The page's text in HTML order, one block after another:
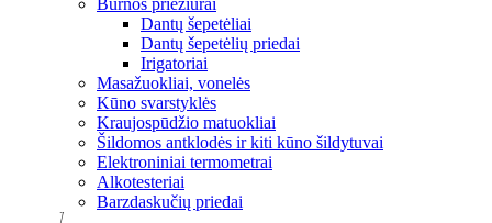
Burnos priežiūrai
Dantų šepetėliai
Dantų šepetėlių priedai
Irigatoriai
Masažuokliai, vonelės
Kūno svarstyklės
Kraujospūdžio matuokliai
Šildomos antklodės ir kiti kūno šildytuvai
Elektroniniai termometrai
Alkotesteriai
Barzdaskučių priedai